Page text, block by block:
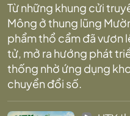
Từ những khung cửi
Mông ở thung lũng
phẩm thổ cẩm đã vươn
tử, mở ra hướng phát
thống nhờ ứng dụng
chuyển đổi số.